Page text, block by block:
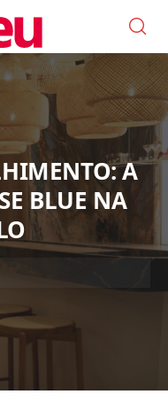
A
BLUE NA